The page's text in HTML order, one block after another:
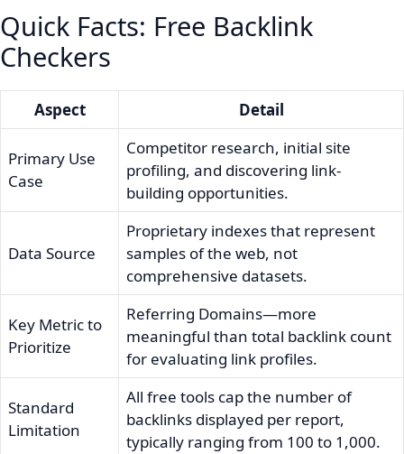
Quick Facts: Free Backlink
Checkers
Aspect Detail
Primary Use
Case
Competitor research, initial site
profiling, and discovering link-
building opportunities.
Data Source
Proprietary indexes that represent
samples of the web, not
comprehensive datasets.
Key Metric to
Prioritize
Referring Domains—more
meaningful than total backlink count
for evaluating link profiles.
Standard
Limitation
All free tools cap the number of
backlinks displayed per report,
typically ranging from 100 to 1,000.